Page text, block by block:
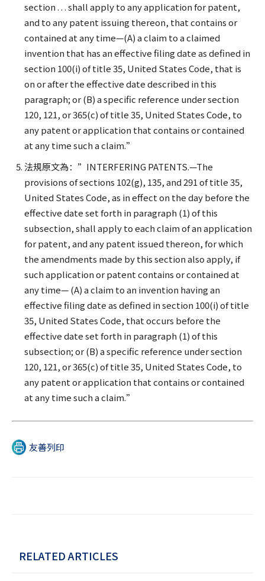
section . . . shall apply to any application for patent,
and to any patent issuing thereon, that contains or
contained at any time—(A) a claim to a claimed
invention that has an effective filing date as defined in
section 100(i) of title 35, United States Code, that is
on or after the effective date described in this
paragraph; or (B) a specific reference under section
120, 121, or 365(c) of title 35, United States Code, to
any patent or application that contains or contained
at any time such a claim.”
法規原文為：”INTERFERING PATENTS.—The
provisions of sections 102(g), 135, and 291 of title 35,
United States Code, as in effect on the day before the
effective date set forth in paragraph (1) of this
subsection, shall apply to each claim of an application
for patent, and any patent issued thereon, for which
the amendments made by this section also apply, if
such application or patent contains or contained at
any time— (A) a claim to an invention having an
effective filing date as defined in section 100(i) of title
35, United States Code, that occurs before the
effective date set forth in paragraph (1) of this
subsection; or (B) a specific reference under section
120, 121, or 365(c) of title 35, United States Code, to
any patent or application that contains or contained
at any time such a claim.”
友善列印
RELATED ARTICLES